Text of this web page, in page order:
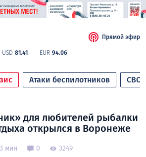
USD 81.41 EUR 94.06
Прямой эфир
Атаки беспилотников СВО
для любителей рыбалки
открылся в Воронеже
3 мин 0 3249